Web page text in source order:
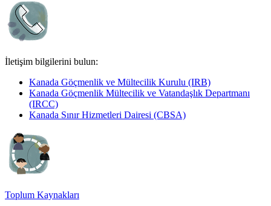
İletişim bilgilerini bulun:
Kanada Göçmenlik ve Mültecilik Kurulu (IRB)
Kanada Göçmenlik Mültecilik ve Vatandaşlık Departmanı
(IRCC)
Kanada Sınır Hizmetleri Dairesi (CBSA)
Toplum Kaynakları